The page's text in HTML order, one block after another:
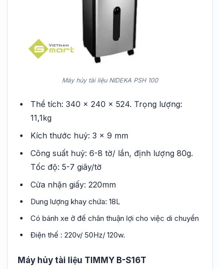
Máy hủy tài liệu NIDEKA PSH 100
Thể tích: 340 x 240 x 524. Trọng lượng:
11,1kg
Kích thước huỷ: 3 x 9 mm
Công suất huỷ: 6-8 tờ/ lần, định lượng 80g.
Tốc độ: 5-7 giây/tờ
Cửa nhận giấy: 220mm
Dung lượng khay chứa: 18L
Có bánh xe ở đế chân thuận lợi cho việc di chuyển
Điện thế : 220v/ 50Hz/ 120w.
Máy hủy tài liệu TIMMY B-S16T